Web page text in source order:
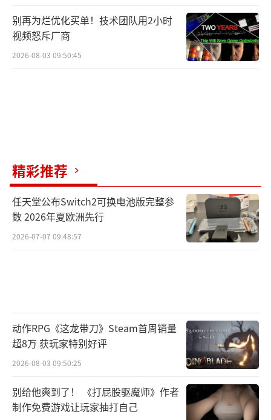
尝试，不仅是疫情防控常态化时期的“非常之
举”，也是未来会展行业走向“数字化”趋势
的一次探索实践。截止发稿前，参展企业已达1
别再为烂优化买单！技术团队用2小时
视频怒斥厂商
2026-08-03 09:50:45
精彩推荐
任天堂公布Switch2可换电池版完整参
数 2026年夏欧洲先行
2026-07-07 09:48:57
动作RPG《这龙带刀》Steam首周销量
超8万 获玩家特别好评
2026-08-03 09:50:25
别给他爽到了！ 《打屁股驱魔师》作者
制作免费游戏让玩家抽打自己